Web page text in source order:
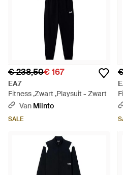
€ 238,50€ 167
EA7
Fitness ,Zwart ,Playsuit - Zwart
Van Miinto
SALE